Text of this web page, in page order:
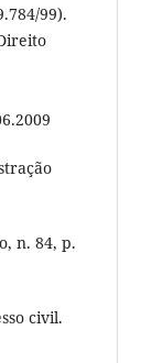
99).
n. 84, p.
civil.